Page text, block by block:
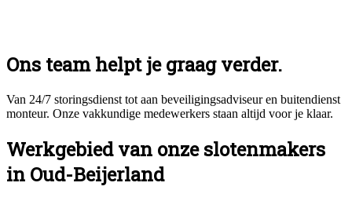
Ons team helpt je graag verder.
Van 24/7 storingsdienst tot aan beveiligingsadviseur en buitendienst
monteur. Onze vakkundige medewerkers staan altijd voor je klaar.
Werkgebied van onze slotenmakers
in Oud-Beijerland